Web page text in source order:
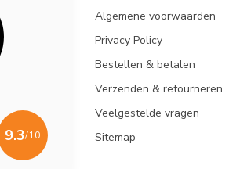
9.3/10
Algemene voorwaarden
Privacy Policy
Bestellen & betalen
Verzenden & retourneren
Veelgestelde vragen
Sitemap